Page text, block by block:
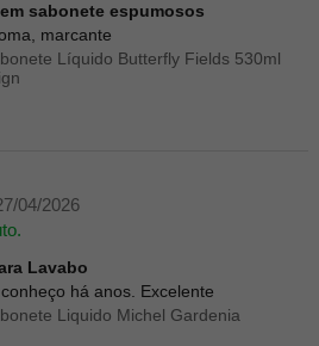
sabonete espumosos
marcante
Líquido Butterfly Fields 530ml
04/2026
Lavabo
há anos. Excelente
Liquido Michel Gardenia